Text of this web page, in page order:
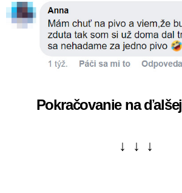
Pokračovanie na
↓ ↓ ↓